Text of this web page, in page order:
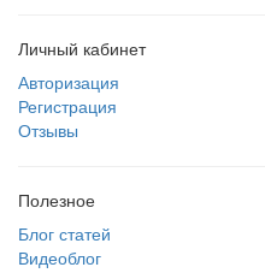
Личный кабинет
Авторизация
Регистрация
Отзывы
Полезное
Блог статей
Видеоблог